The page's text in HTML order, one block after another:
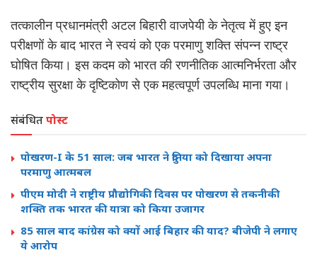
तत्कालीन प्रधानमंत्री अटल बिहारी वाजपेयी के नेतृत्व में हुए इन
परीक्षणों के बाद भारत ने स्वयं को एक परमाणु शक्ति संपन्न राष्ट्र
घोषित किया। इस कदम को भारत की रणनीतिक आत्मनिर्भरता और
राष्ट्रीय सुरक्षा के दृष्टिकोण से एक महत्वपूर्ण उपलब्धि माना गया।
संबंधितपोस्ट
पोखरण-I के 51 साल: जब भारत ने दुनिया को दिखाया अपना
परमाणु आत्मबल
पीएम मोदी ने राष्ट्रीय प्रौद्योगिकी दिवस पर पोखरण से तकनीकी
शक्ति तक भारत की यात्रा को किया उजागर
85 साल बाद कांग्रेस को क्यों आई बिहार की याद? बीजेपी ने लगाए
ये आरोप